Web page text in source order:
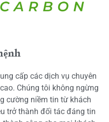
cấp các dịch vụ chuyên
Chúng tôi không ngừng
cường niềm tin từ khách
trở thành đối tác đáng tin